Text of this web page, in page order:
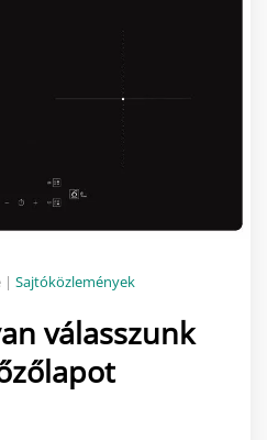
| Sajtóközlemények
válasszunk